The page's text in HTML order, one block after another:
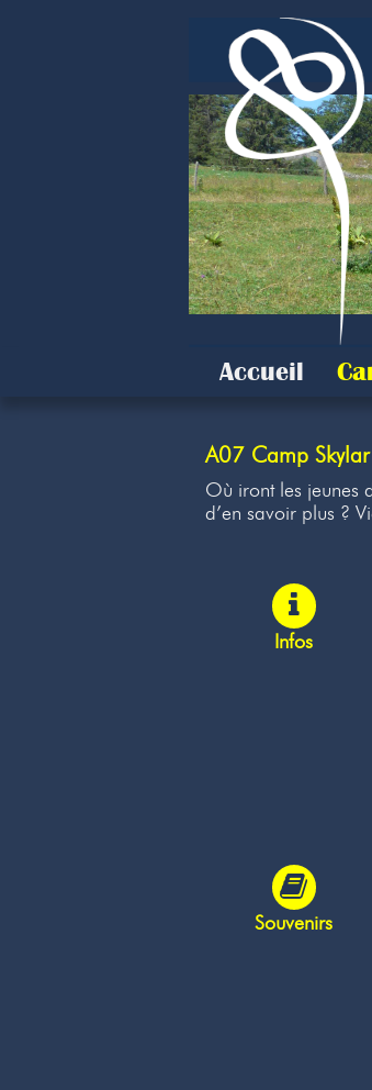
Accueil
A07 Camp Skylar
Où iront les jeunes
d’en savoir plus ?
Infos
Souvenirs